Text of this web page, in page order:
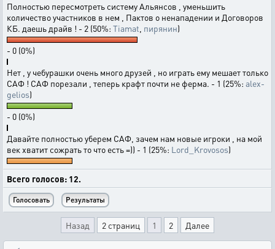
Полностью пересмотреть систему Альянсов , уменьшить
количество участников в нем , Пактов о ненападении и Договоров
КБ. даешь драйв ! - 2 (50%: Tiamat пирянин)
- 0 (0%)
Нет , у чебурашки очень много друзей , но играть ему мешает только
САФ ! САФ порезали , теперь крафт почти не ферма. - 1 (25%: alex-
gelios)
- 0 (0%)
Давайте полностью уберем САФ, зачем нам новые игроки , на мой
век хватит сожрать то что есть =)) - 1 (25%: Lord_Krovosos)
Всего голосов: 12.
Назад 2 страниц 1 2 Далее